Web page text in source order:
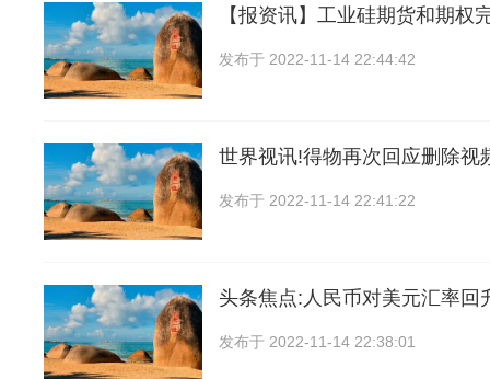
【报资讯】工业硅期货和期权
发布于 2022-11-14 22:44:42
世界视讯!得物再次回应删除视
发布于 2022-11-14 22:41:22
头条焦点:人民币对美元汇率回
发布于 2022-11-14 22:38:01